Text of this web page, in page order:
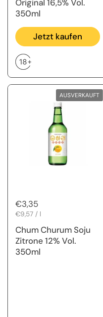
Original 16,5% Vol.
350ml
Jetzt kaufen
Regulärer Preis
€3,35
Stückpreis
€9,57 / l
Chum Churum Soju
Zitrone 12% Vol.
350ml
AUSVERKAUFT